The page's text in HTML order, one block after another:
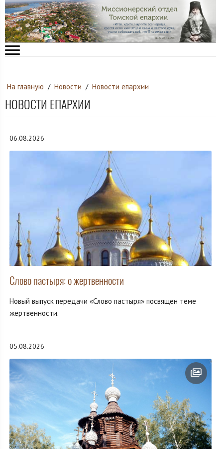
На главную / Новости / Новости епархии
НОВОСТИ ЕПАРХИИ
06.08.2026
Слово пастыря: о жертвенности
Новый выпуск передачи «Слово пастыря» посвящен теме
жертвенности.
05.08.2026